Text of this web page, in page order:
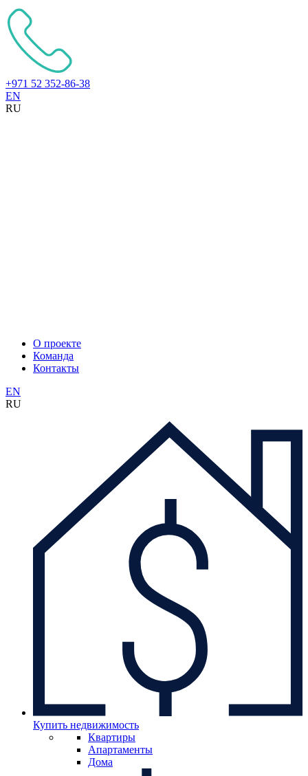
+971 52 352-86-38
EN
RU
О проекте
Команда
Контакты
EN
RU
Купить недвижимость
Квартиры
Апартаменты
Дома